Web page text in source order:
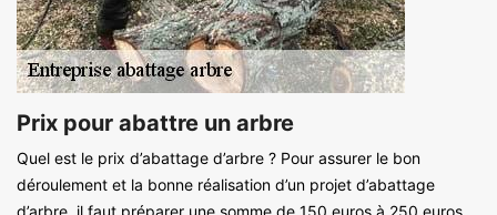
Prix pour abattre un arbre
Quel est le prix d’abattage d’arbre ? Pour assurer le bon
déroulement et la bonne réalisation d’un projet d’abattage